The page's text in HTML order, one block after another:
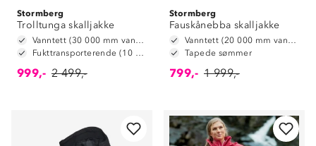
Stormberg
Trolltunga skalljakke
Vanntett (30 000 mm vannsøyle)
Fukttransporterende (10 000 g/m2/24t)
999,- 2 499,-
Stormberg
Fauskånebba skalljakke
Vanntett (20 000 mm vannsøyle)
Tapede sømmer
799,- 1 999,-